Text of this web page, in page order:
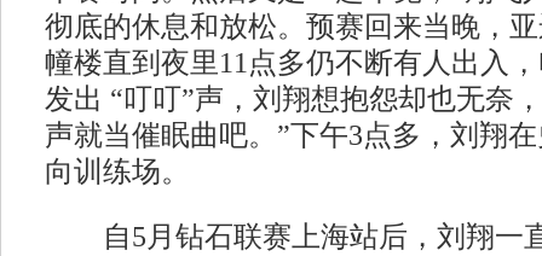
彻底的休息和放松。预赛回来当晚，
幢楼直到夜里11点多仍不断有人出入
发出 “叮叮”声，刘翔想抱怨却也无奈
声就当催眠曲吧。”下午3点多，刘翔
向训练场。
自5月钻石联赛上海站后，刘翔一